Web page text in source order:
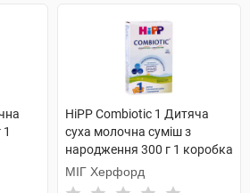
HiPP Combiotic 1 Дитяча
суха молочна суміш з
народження 300 г 1 коробка
МІГ Херфорд